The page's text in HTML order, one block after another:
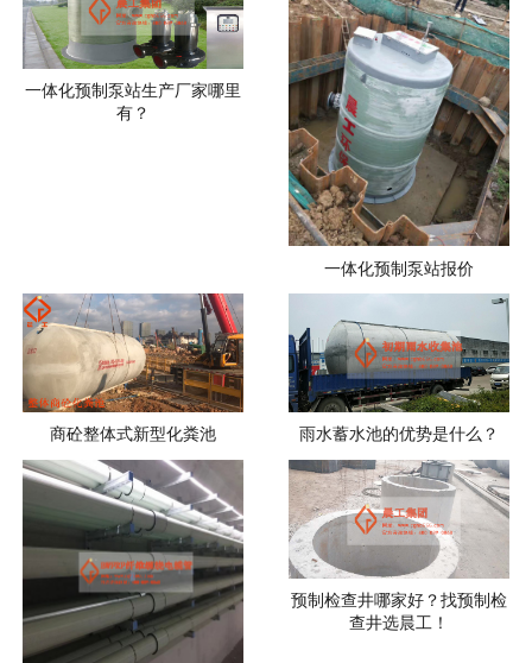
一体化预制泵站生产厂家哪里
有？
一体化预制泵站报价
商砼整体式新型化粪池 雨水蓄水池的优势是什么？
预制检查井哪家好？找预制检
查井选晨工！